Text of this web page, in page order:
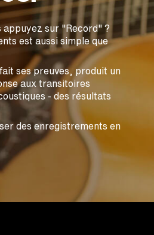
appuyez sur "Record" ?
est aussi simple que
ses preuves, produit un
aux transitoires
- des résultats
des enregistrements en